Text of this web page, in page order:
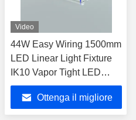
Video
44W Easy Wiring 1500mm
LED Linear Light Fixture
IK10 Vapor Tight LED
Light
Ottenga il migliore